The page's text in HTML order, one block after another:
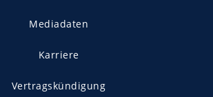
Mediadaten
Karriere
Vertragskündigung